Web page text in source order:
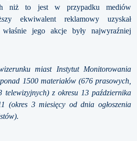
niż to jest w przypadku mediów
ekwiwalent reklamowy uzyskał
jego akcje były najwyraźniej
miast Instytut Monitorowania
1500 materiałów (676 prasowych,
z okresu 13 października
(okres 3 miesięcy od dnia ogłoszenia